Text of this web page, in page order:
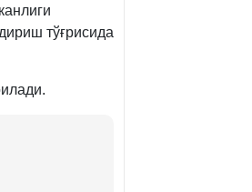
тўғрисида